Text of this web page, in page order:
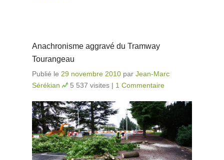
Anachronisme aggravé du Tramway
Tourangeau
Publié le 29 novembre 2010 par Jean-Marc
Sérékian
5 537 visites | 1 Commentaire